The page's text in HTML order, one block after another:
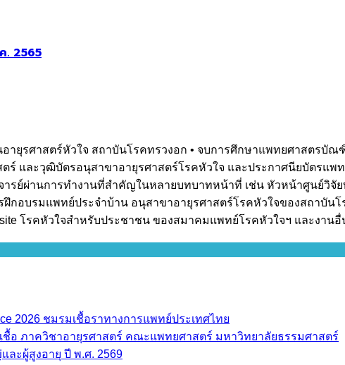
. 2565
ายุรศาสตร์หัวใจ สถาบันโรคทรวงอก • จบการศึกษาแพทยศาสตร
ร์ และวุฒิบัตรอนุสาขาอายุรศาสตร์โรคหัวใจ และประกาศนียบัตรแ
รย์ผ่านการทำงานที่สำคัญในหลายบทบาทหน้าที่ เช่น หัวหน้าศูนย์วิจั
กอบรมแพทย์ประจำบ้าน อนุสาขาอายุรศาสตร์โรคหัวใจของสถาบั
โรคหัวใจสำหรับประชาชน ของสมาคมแพทย์โรคหัวใจฯ และงาน
2026 ชมรมเชื้อราทางการแพทย์ประเทศไทย
ชื้อ ภาควิชาอายุรศาสตร์ คณะแพทยศาสตร์ มหาวิทยาลัยธรรมศาสตร์
ะผู้สูงอายุ ปี พ.ศ. 2569